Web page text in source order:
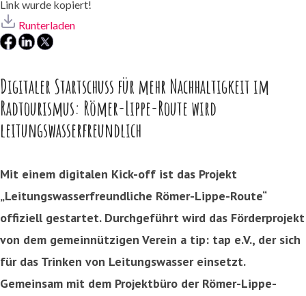
Link wurde kopiert!
Runterladen
Digitaler Startschuss für mehr Nachhaltigkeit im
Radtourismus: Römer-Lippe-Route wird
leitungswasserfreundlich
Mit einem digitalen Kick-off ist das Projekt
„Leitungswasserfreundliche Römer-Lippe-Route“
offiziell gestartet. Durchgeführt wird das Förderprojekt
von dem gemeinnützigen Verein a tip: tap e.V., der sich
für das Trinken von Leitungswasser einsetzt.
Gemeinsam mit dem Projektbüro der Römer-Lippe-